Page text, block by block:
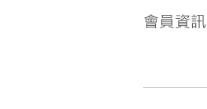
會員資訊